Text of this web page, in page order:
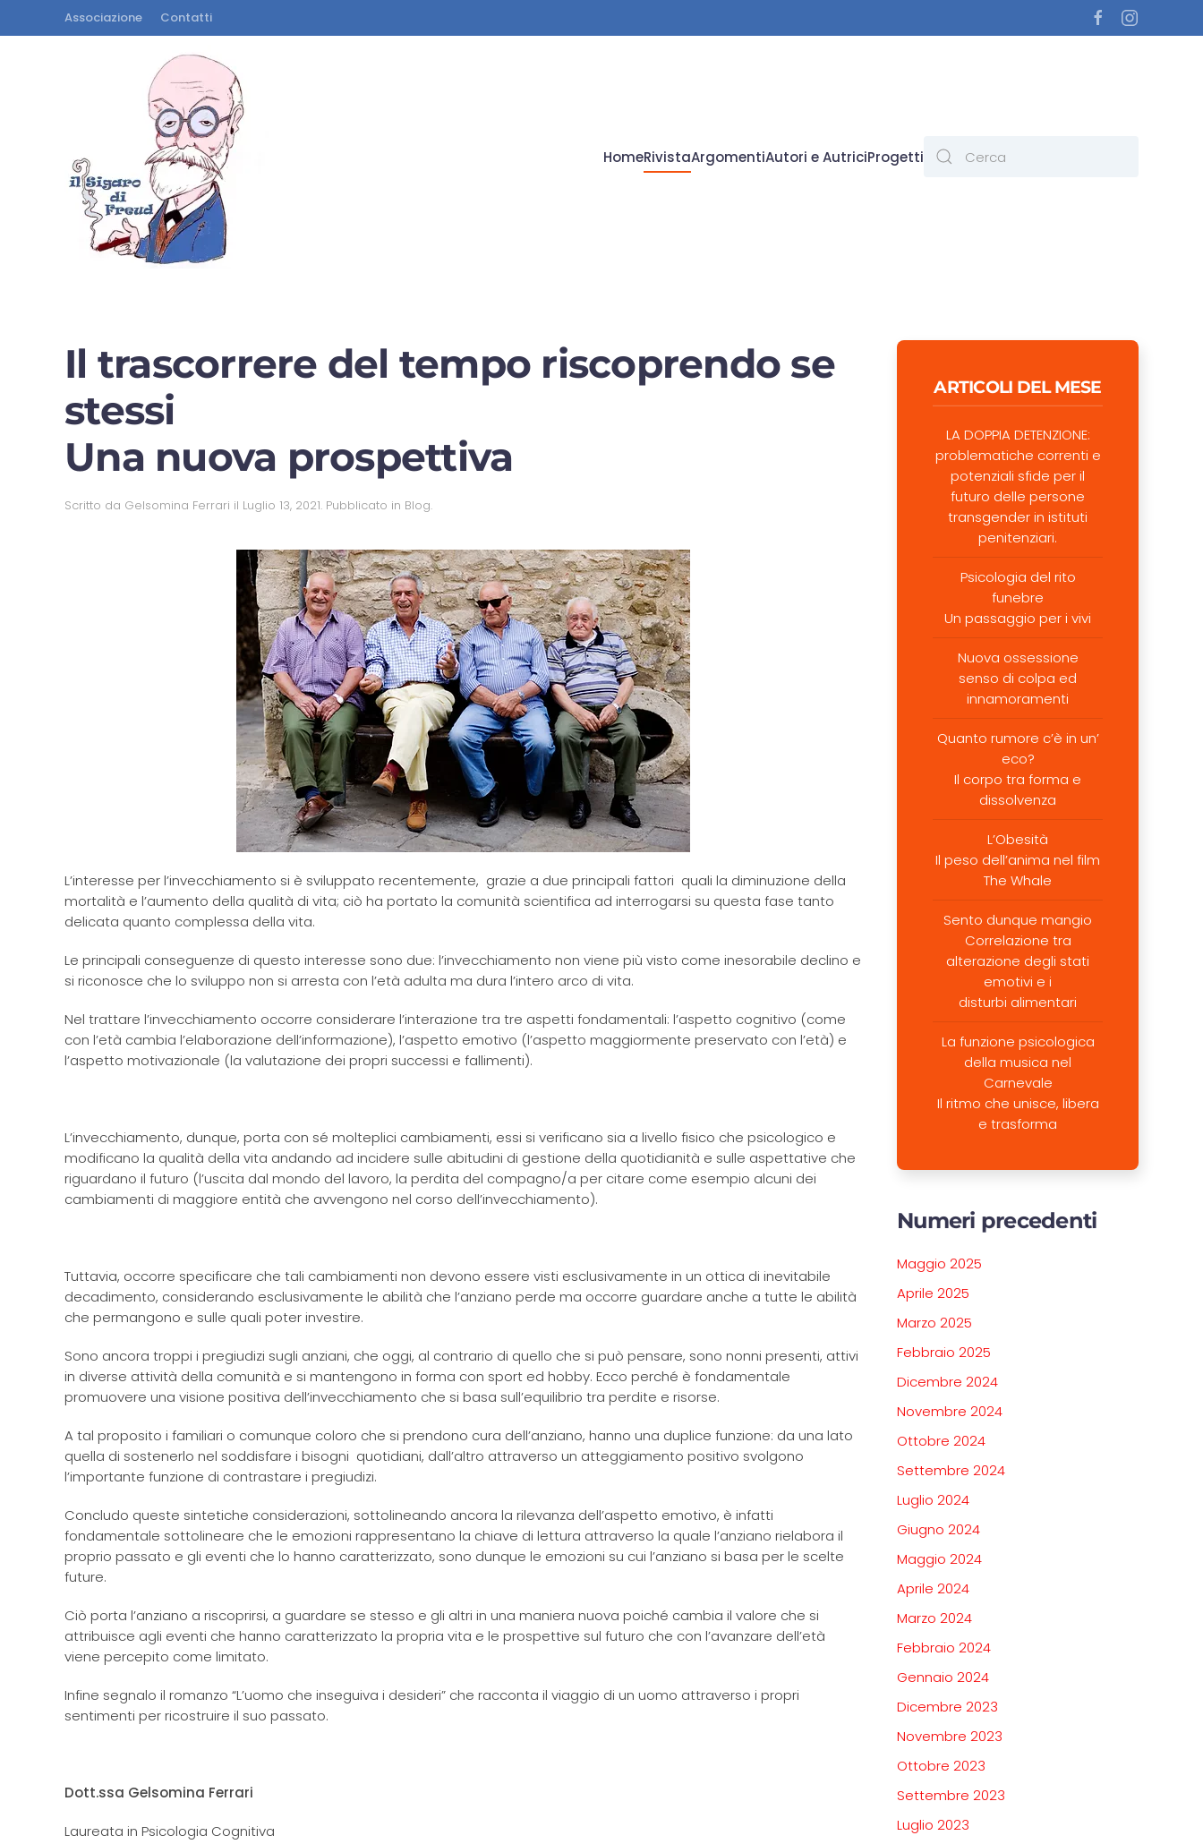
Associazione Contatti
HomeRivistaArgomentiAutori e AutriciProgetti
Il trascorrere del tempo riscoprendo se
stessi
Una nuova prospettiva
Scritto da Gelsomina Ferrari il Luglio 13, 2021. Pubblicato in Blog.
L’interesse per l’invecchiamento si è sviluppato recentemente, grazie a due principali fattori quali la diminuzione della
mortalità e l’aumento della qualità di vita; ciò ha portato la comunità scientifica ad interrogarsi su questa fase tanto
delicata quanto complessa della vita.
Le principali conseguenze di questo interesse sono due: l’invecchiamento non viene più visto come inesorabile declino e
si riconosce che lo sviluppo non si arresta con l’età adulta ma dura l’intero arco di vita.
Nel trattare l’invecchiamento occorre considerare l’interazione tra tre aspetti fondamentali: l’aspetto cognitivo (come
con l’età cambia l’elaborazione dell’informazione), l’aspetto emotivo (l’aspetto maggiormente preservato con l’età) e
l’aspetto motivazionale (la valutazione dei propri successi e fallimenti).
L’invecchiamento, dunque, porta con sé molteplici cambiamenti, essi si verificano sia a livello fisico che psicologico e
modificano la qualità della vita andando ad incidere sulle abitudini di gestione della quotidianità e sulle aspettative che
riguardano il futuro (l’uscita dal mondo del lavoro, la perdita del compagno/a per citare come esempio alcuni dei
cambiamenti di maggiore entità che avvengono nel corso dell’invecchiamento).
Tuttavia, occorre specificare che tali cambiamenti non devono essere visti esclusivamente in un ottica di inevitabile
decadimento, considerando esclusivamente le abilità che l’anziano perde ma occorre guardare anche a tutte le abilità
che permangono e sulle quali poter investire.
Sono ancora troppi i pregiudizi sugli anziani, che oggi, al contrario di quello che si può pensare, sono nonni presenti, attivi
in diverse attività della comunità e si mantengono in forma con sport ed hobby. Ecco perché è fondamentale
promuovere una visione positiva dell’invecchiamento che si basa sull’equilibrio tra perdite e risorse.
A tal proposito i familiari o comunque coloro che si prendono cura dell’anziano, hanno una duplice funzione: da una lato
quella di sostenerlo nel soddisfare i bisogni quotidiani, dall’altro attraverso un atteggiamento positivo svolgono
l’importante funzione di contrastare i pregiudizi.
Concludo queste sintetiche considerazioni, sottolineando ancora la rilevanza dell’aspetto emotivo, è infatti
fondamentale sottolineare che le emozioni rappresentano la chiave di lettura attraverso la quale l’anziano rielabora il
proprio passato e gli eventi che lo hanno caratterizzato, sono dunque le emozioni su cui l’anziano si basa per le scelte
future.
Ciò porta l’anziano a riscoprirsi, a guardare se stesso e gli altri in una maniera nuova poiché cambia il valore che si
attribuisce agli eventi che hanno caratterizzato la propria vita e le prospettive sul futuro che con l’avanzare dell’età
viene percepito come limitato.
Infine segnalo il romanzo “L’uomo che inseguiva i desideri” che racconta il viaggio di un uomo attraverso i propri
sentimenti per ricostruire il suo passato.
Dott.ssa Gelsomina Ferrari
Laureata in Psicologia Cognitiva
ARTICOLI DEL MESE
LA DOPPIA DETENZIONE:
problematiche correnti e
potenziali sfide per il
futuro delle persone
transgender in istituti
penitenziari.
Psicologia del rito
funebre
Un passaggio per i vivi
Nuova ossessione
senso di colpa ed
innamoramenti
Quanto rumore c’è in un’
eco?
Il corpo tra forma e
dissolvenza
L’Obesità
Il peso dell’anima nel film
The Whale
Sento dunque mangio
Correlazione tra
alterazione degli stati
emotivi e i
disturbi alimentari
La funzione psicologica
della musica nel
Carnevale
Il ritmo che unisce, libera
e trasforma
Numeri precedenti
Maggio 2025
Aprile 2025
Marzo 2025
Febbraio 2025
Dicembre 2024
Novembre 2024
Ottobre 2024
Settembre 2024
Luglio 2024
Giugno 2024
Maggio 2024
Aprile 2024
Marzo 2024
Febbraio 2024
Gennaio 2024
Dicembre 2023
Novembre 2023
Ottobre 2023
Settembre 2023
Luglio 2023